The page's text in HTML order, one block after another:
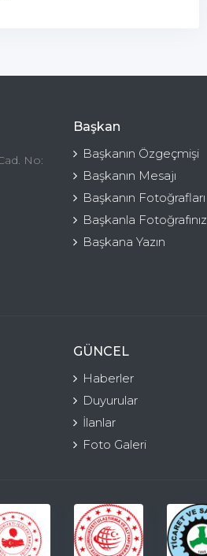
No:
Başkan
Başkanın Özgeçmişi
Başkanın Mesajı
Başkanın Fotoğrafları
Başkanla Fotoğrafınız
Başkana Yazın
GÜNCEL
Haberler
Duyurular
İlanlar
Foto Galeri